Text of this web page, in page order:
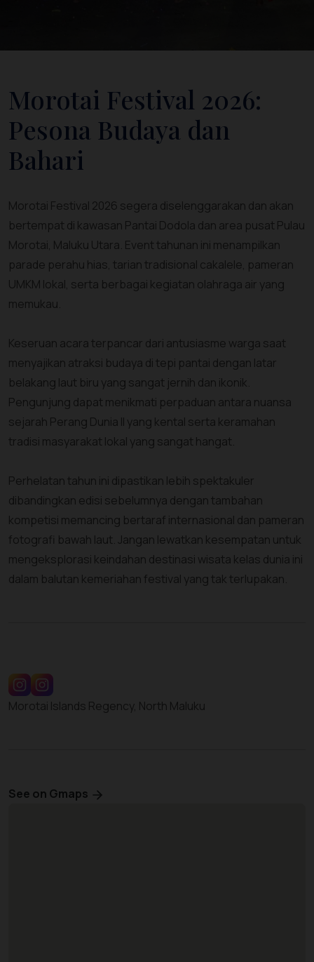
Morotai Festival 2026:
Pesona Budaya dan
Bahari
Morotai Festival 2026 segera diselenggarakan dan akan
bertempat di kawasan Pantai Dodola dan area pusat Pulau
Morotai, Maluku Utara. Event tahunan ini menampilkan
parade perahu hias, tarian tradisional cakalele, pameran
UMKM lokal, serta berbagai kegiatan olahraga air yang
memukau.
Keseruan acara terpancar dari antusiasme warga saat
menyajikan atraksi budaya di tepi pantai dengan latar
belakang laut biru yang sangat jernih dan ikonik.
Pengunjung dapat menikmati perpaduan antara nuansa
sejarah Perang Dunia II yang kental serta keramahan
tradisi masyarakat lokal yang sangat hangat.
Perhelatan tahun ini dipastikan lebih spektakuler
dibandingkan edisi sebelumnya dengan tambahan
kompetisi memancing bertaraf internasional dan pameran
fotografi bawah laut. Jangan lewatkan kesempatan untuk
mengeksplorasi keindahan destinasi wisata kelas dunia ini
dalam balutan kemeriahan festival yang tak terlupakan.
Morotai Islands Regency, North Maluku
See on Gmaps